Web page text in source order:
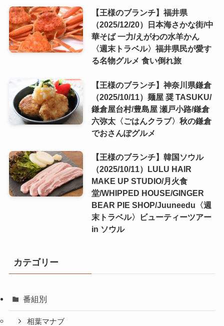
【王様のブランチ】福井県
（2025/12/20）日本海さかな街/中
華そば 一力/えがわの水羊かん
〈週末トラベル〉福井県民が愛す
る名物グルメ 食い倒れ旅
【王様のブランチ】神奈川県鎌倉
（2025/10/11）麺屋 奨 TASUKU/
鎌倉屋台村/豊島屋 瀬戸小路/鎌倉
六弥太〈ごはんクラブ〉秋の鎌倉
でおさんぽグルメ
【王様のブランチ】韓国ソウル
（2025/10/11）LULU HAIR
MAKE UP STUDIO/月火食
堂/WHIPPED HOUSE/GINGER
BEAR PIE SHOP/Juuneedu〈週
末トラベル〉ビューティーツアー
in ソウル
カテゴリー
番組別
相葉マナブ